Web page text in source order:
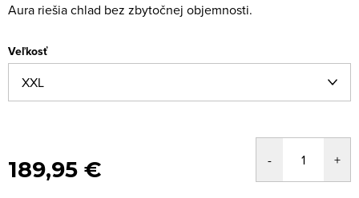
Aura riešia chlad bez zbytočnej objemnosti.
Veľkosť
189,95 €